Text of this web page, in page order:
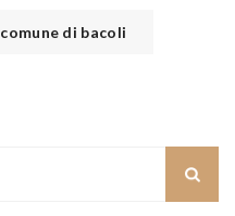
comune di bacoli